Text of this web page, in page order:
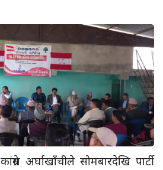
कांग्रेसअर्घाखाँचीले सोमबारदेखि पार्टी